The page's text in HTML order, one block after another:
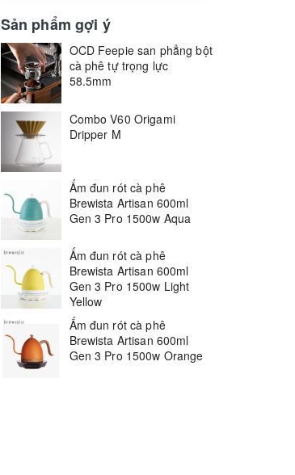
Sản phẩm gợi ý
OCD Feepie san phẳng bột
cà phê tự trọng lực
58.5mm
Combo V60 Origami
Dripper M
Ấm đun rót cà phê
Brewista Artisan 600ml
Gen 3 Pro 1500w Aqua
Ấm đun rót cà phê
Brewista Artisan 600ml
Gen 3 Pro 1500w Light
Yellow
Ấm đun rót cà phê
Brewista Artisan 600ml
Gen 3 Pro 1500w Orange